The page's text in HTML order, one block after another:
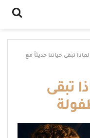
تبقى حياتنا حديثاً مع
تبقى